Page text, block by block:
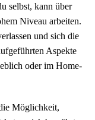
selbst, kann über
Niveau arbeiten.
und sich die
Aspekte
oder im Home-
Möglichkeit,